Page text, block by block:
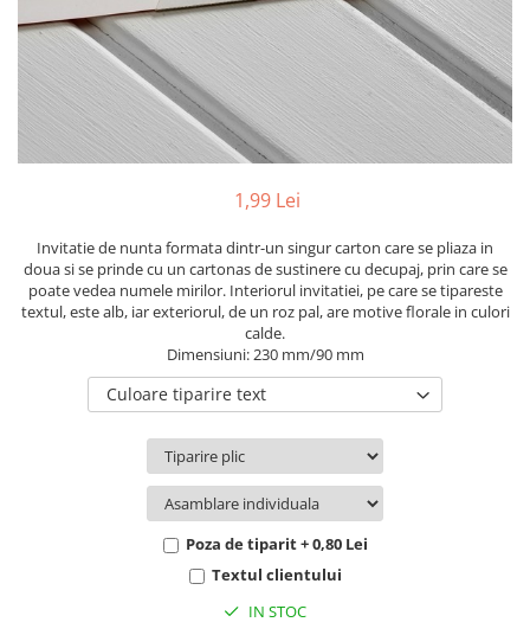
Pachete marturii
Pungi si cutii prajituri
Sticle si borcane
Cutii flori de hartie
Cutii flori de sapun
Cutii flori mixte
Cutii LUX
Aranjamente tematice
2020 Craciun si Anul Nou
2021 Crăciun
2022 Crăciun
Toamna și Halloween
Buchete extravagante
1,99 Lei
Invitatie de nunta formata dintr-un singur carton care se pliaza in
doua si se prinde cu un cartonas de sustinere cu decupaj, prin care se
poate vedea numele mirilor. Interiorul invitatiei, pe care se tipareste
textul, este alb, iar exteriorul, de un roz pal, are motive florale in culori
calde.
Dimensiuni: 230 mm/90 mm
Culoare tiparire text
Poza de tiparit + 0,80 Lei
Textul clientului
IN STOC